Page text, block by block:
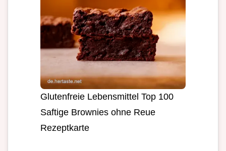
Glutenfreie Lebensmittel Top 100
Saftige Brownies ohne Reue
Rezeptkarte